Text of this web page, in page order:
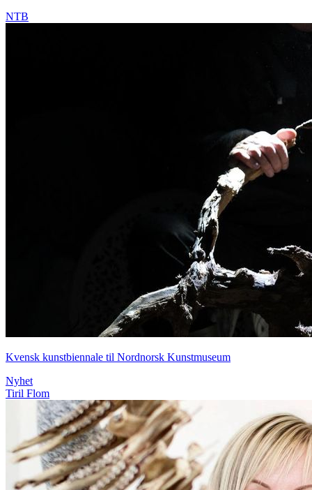
NTB
Kvensk kunstbiennale til Nordnorsk Kunstmuseum
Nyhet
Tiril Flom